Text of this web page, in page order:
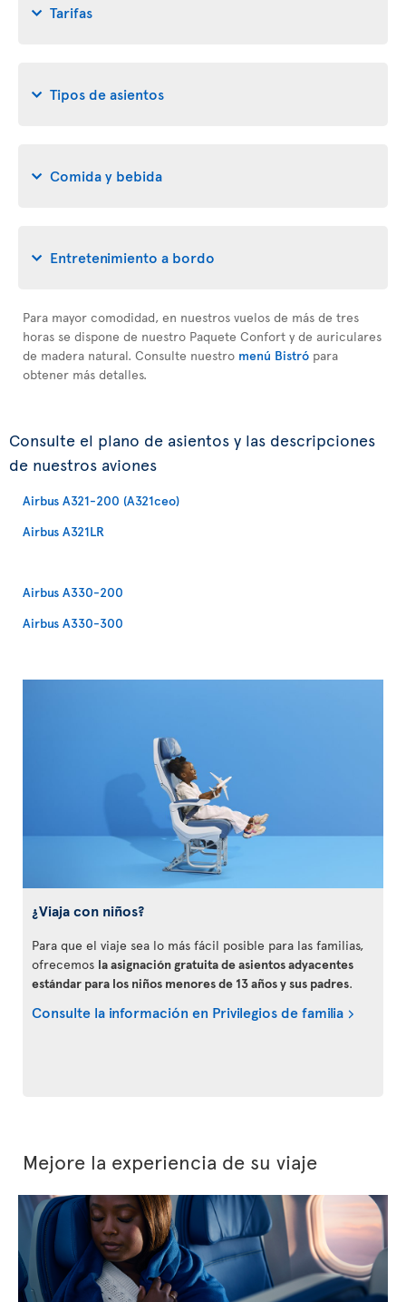
Tarifas
Tipos de asientos
Comida y bebida
Entretenimiento a bordo
Para mayor comodidad, en nuestros vuelos de más de tres
horas se dispone de nuestro Paquete Confort y de auriculares
de madera natural. Consulte nuestro menú Bistró para
obtener más detalles.
Consulte el plano de asientos y las descripciones
de nuestros aviones
Airbus A321-200 (A321ceo)
Airbus A321LR
Airbus A330-200
Airbus A330-300
¿Viaja con niños?
Para que el viaje sea lo más fácil posible para las familias,
ofrecemos la asignación gratuita de asientos adyacentes
estándar para los niños menores de 13 años y sus padres.
Consulte la información en Privilegios de familia
Mejore la experiencia de su viaje